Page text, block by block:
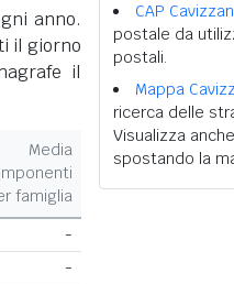
anno.
il giorno
il
Media
famiglia
-
-
CAP
postale da
postali.
Mappa
ricerca delle
Visualizza
spostando la